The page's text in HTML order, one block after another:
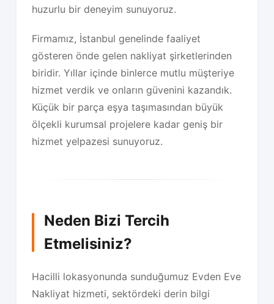
huzurlu bir deneyim sunuyoruz.
Firmamız, İstanbul genelinde faaliyet
gösteren önde gelen nakliyat şirketlerinden
biridir. Yıllar içinde binlerce mutlu müşteriye
hizmet verdik ve onların güvenini kazandık.
Küçük bir parça eşya taşımasından büyük
ölçekli kurumsal projelere kadar geniş bir
hizmet yelpazesi sunuyoruz.
Neden Bizi Tercih
Etmelisiniz?
Hacilli lokasyonunda sunduğumuz Evden Eve
Nakliyat hizmeti, sektördeki derin bilgi